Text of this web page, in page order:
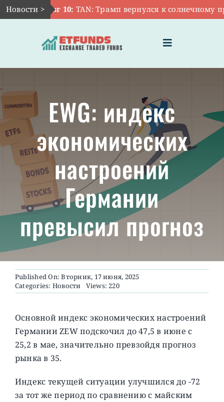
Skip
to
Новости >Авг 10:TAN: Трамп вернулся к солнечному
Toggle
Navigation
ЧТО ТАКОЕ ETF
ИНВЕСТИЦИИ В ETF
ТЕМАТИЧЕСКИЕ ETF
АКТУАЛЬНЫЕ
О ПРОЕКТЕ
EWG: индекс
экономических
настроений
Германии
превысил прогноз
Published On: Вторник, 17 июня, 2025
Categories: Новости Views: 220
Основной индекс экономических настроений
Германии ZEW подскочил до 47,5 в июне с
25,2 в мае, значительно превзойдя прогноз
рынка в 35.
Индекс текущей ситуации улучшился до -72
за тот же период по сравнению с майским